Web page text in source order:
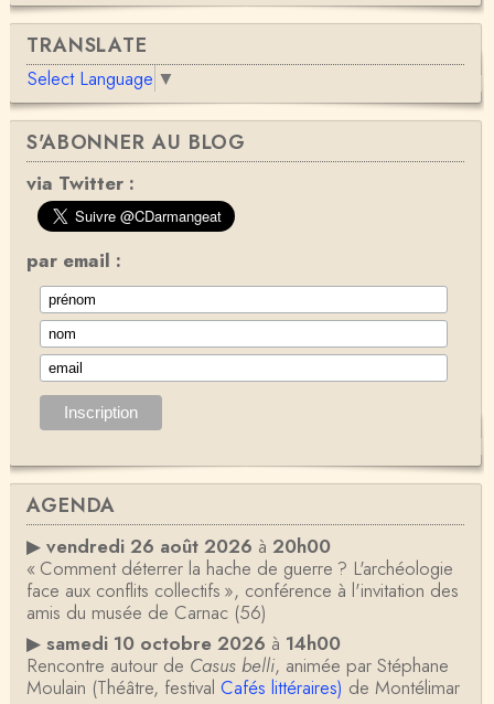
TRANSLATE
Select Language ▼
S'ABONNER AU BLOG
via Twitter :
par email :
AGENDA
▶ vendredi 26 août 2026 à 20h00
« Comment déterrer la hache de guerre ? L'archéologie
face aux conflits collectifs », conférence à l'invitation des
amis du musée de Carnac (56)
▶ samedi 10 octobre 2026 à 14h00
Rencontre autour de Casus belli, animée par Stéphane
Moulain (Théâtre, festival Cafés littéraires) de Montélimar